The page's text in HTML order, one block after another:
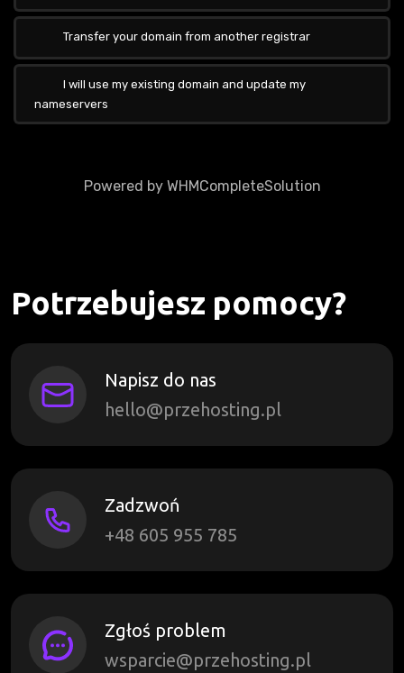
Transfer your domain from another registrar
I will use my existing domain and update my
nameservers
Powered by WHMCompleteSolution
Potrzebujesz pomocy?
Napisz do nas
hello@przehosting.pl
Zadzwoń
+48 605 955 785
Zgłoś problem
wsparcie@przehosting.pl